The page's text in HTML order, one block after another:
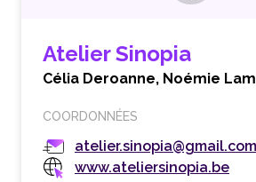
Atelier Sinopia
Célia Deroanne, Noémie
COORDONNÉES
atelier.sinopia@gmail.com
www.ateliersinopia.be